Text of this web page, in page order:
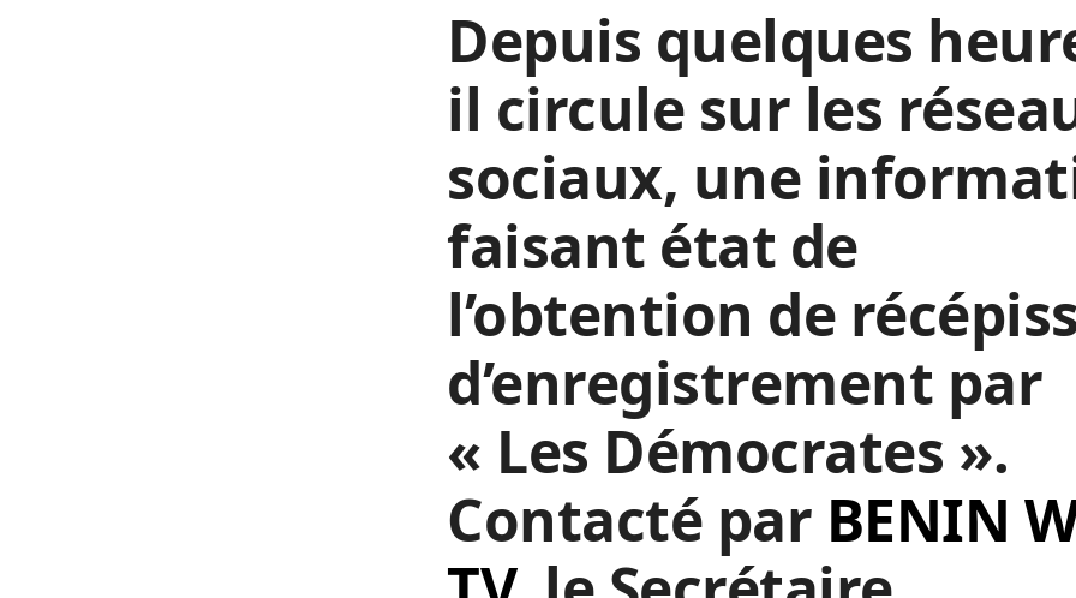
Depuis quelques
il circule sur les
sociaux, une
faisant état de
l’obtention de
d’enregistrement par
« Les Démocrates ».
Contacté par BENIN